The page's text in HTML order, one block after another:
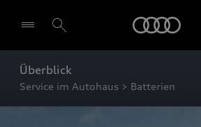
Überblick
Service im Autohaus > Batterien